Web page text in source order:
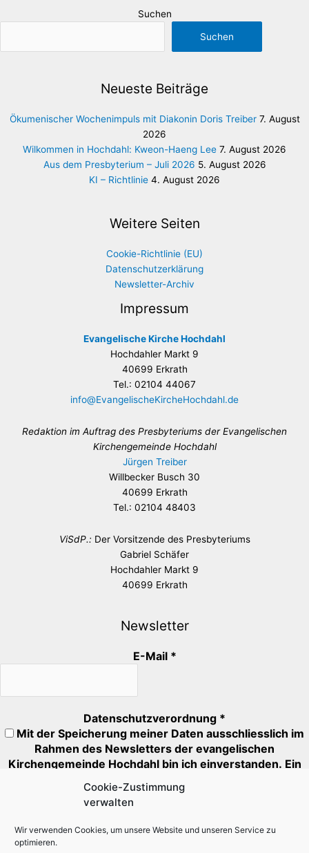
Cookie-Zustimmung
verwalten
Wir verwenden Cookies, um unsere Website und unseren Service zu
optimieren.
Suchen
Suchen
Neueste Beiträge
Ökumenischer Wochenimpuls mit Diakonin Doris Treiber 7. August
2026
Wilkommen in Hochdahl: Kweon-Haeng Lee 7. August 2026
Aus dem Presbyterium – Juli 2026 5. August 2026
KI – Richtlinie 4. August 2026
Weitere Seiten
Cookie-Richtlinie (EU)
Datenschutzerklärung
Newsletter-Archiv
Impressum
Evangelische Kirche Hochdahl
Hochdahler Markt 9
40699 Erkrath
Tel.: 02104 44067
info@EvangelischeKircheHochdahl.de
Redaktion im Auftrag des Presbyteriums der Evangelischen
Kirchengemeinde Hochdahl
Jürgen Treiber
Willbecker Busch 30
40699 Erkrath
Tel.: 02104 48403
ViSdP.: Der Vorsitzende des Presbyteriums
Gabriel Schäfer
Hochdahler Markt 9
40699 Erkrath
Newsletter
E-Mail *
Datenschutzverordnung *
Mit der Speicherung meiner Daten ausschliesslich im
Rahmen des Newsletters der evangelischen
Kirchengemeinde Hochdahl bin ich einverstanden. Ein
Abmeldung ist jederzeit möglich.
Mit * markierte Felder müssen ausgefüllt oder angehakt
werden.